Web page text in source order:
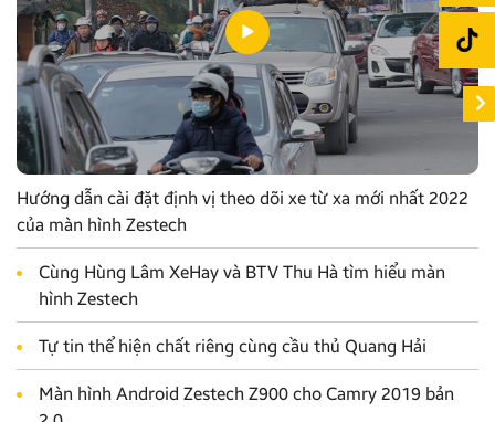
Hướng dẫn cài đặt định vị theo dõi xe từ xa mới nhất 2022
của màn hình Zestech
Cùng Hùng Lâm XeHay và BTV Thu Hà tìm hiểu màn
hình Zestech
Tự tin thể hiện chất riêng cùng cầu thủ Quang Hải
Màn hình Android Zestech Z900 cho Camry 2019 bản